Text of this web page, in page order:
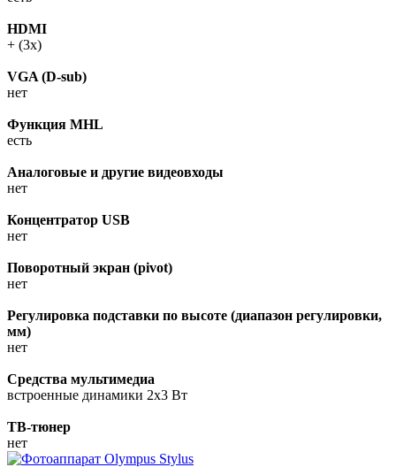
HDMI
+ (3х)
VGA (D-sub)
нет
Функция MHL
есть
Аналоговые и другие видеовходы
нет
Концентратор USB
нет
Поворотный экран (pivot)
нет
Регулировка подставки по высоте (диапазон регулировки,
мм)
нет
Средства мультимедиа
встроенные динамики 2x3 Вт
ТВ-тюнер
нет